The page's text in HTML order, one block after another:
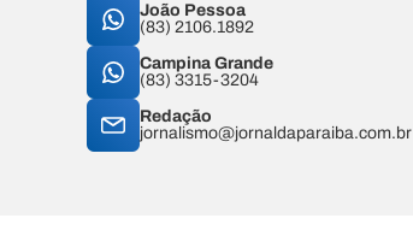
João Pessoa
(83) 2106.1892
Campina Grande
(83) 3315-3204
Redação
jornalismo@jornaldaparaiba.com.br